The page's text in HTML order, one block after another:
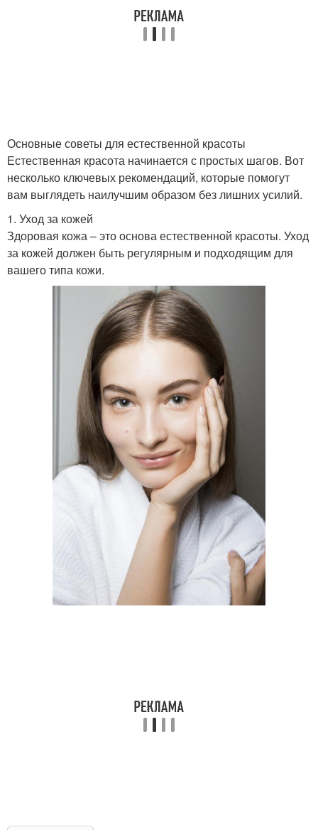
Основные советы для естественной красоты
Естественная красота начинается с простых шагов. Вот
несколько ключевых рекомендаций, которые помогут
вам выглядеть наилучшим образом без лишних усилий.
1. Уход за кожей
Здоровая кожа – это основа естественной красоты. Уход
за кожей должен быть регулярным и подходящим для
вашего типа кожи.